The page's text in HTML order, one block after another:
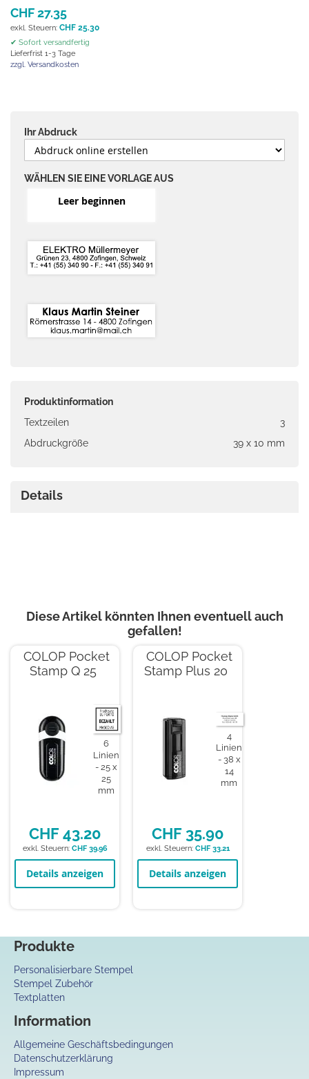
Anfang
der
Bildgalerie
springen
CHF 27.35
CHF 25.30
✔ Sofort versandfertig
Lieferfrist 1-3 Tage
zzgl. Versandkosten
Ihr Abdruck
WÄHLEN SIE EINE VORLAGE AUS
Leer beginnen
Produktinformation
Textzeilen
3
Abdruckgröße
39 x 10 mm
Details
Diese Artikel könnten Ihnen eventuell auch
gefallen!
COLOP Pocket
Stamp Q 25
6
Linien
25 x
25
mm
CHF 43.20
CHF 39.96
Details anzeigen
COLOP Pocket
Stamp Plus 20
4
Linien
38 x
14
mm
CHF 35.90
CHF 33.21
Details anzeigen
Produkte
Personalisierbare Stempel
Stempel Zubehör
Textplatten
Information
Allgemeine Geschäftsbedingungen
Datenschutzerklärung
Impressum